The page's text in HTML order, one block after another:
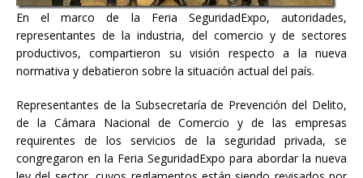
En el marco de la Feria SeguridadExpo, autoridades,
representantes de la industria, del comercio y de sectores
productivos, compartieron su visión respecto a la nueva
normativa y debatieron sobre la situación actual del país.
Representantes de la Subsecretaría de Prevención del Delito,
de la Cámara Nacional de Comercio y de las empresas
requirentes de los servicios de la seguridad privada, se
congregaron en la Feria SeguridadExpo para abordar la nueva